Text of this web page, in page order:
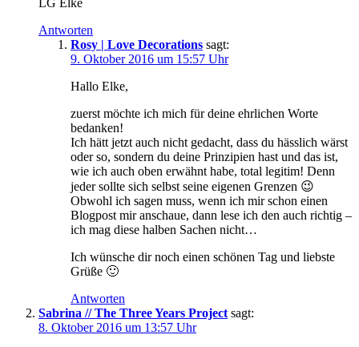
LG Elke
Antworten
Rosy | Love Decorations sagt:
9. Oktober 2016 um 15:57 Uhr
Hallo Elke,
zuerst möchte ich mich für deine ehrlichen Worte
bedanken!
Ich hätt jetzt auch nicht gedacht, dass du hässlich wärst
oder so, sondern du deine Prinzipien hast und das ist,
wie ich auch oben erwähnt habe, total legitim! Denn
jeder sollte sich selbst seine eigenen Grenzen 😉
Obwohl ich sagen muss, wenn ich mir schon einen
Blogpost mir anschaue, dann lese ich den auch richtig –
ich mag diese halben Sachen nicht…
Ich wünsche dir noch einen schönen Tag und liebste
Grüße 🙂
Antworten
Sabrina // The Three Years Project sagt:
8. Oktober 2016 um 13:57 Uhr